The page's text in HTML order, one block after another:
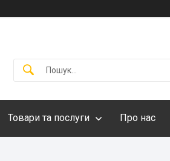
Товари та послуги Про нас